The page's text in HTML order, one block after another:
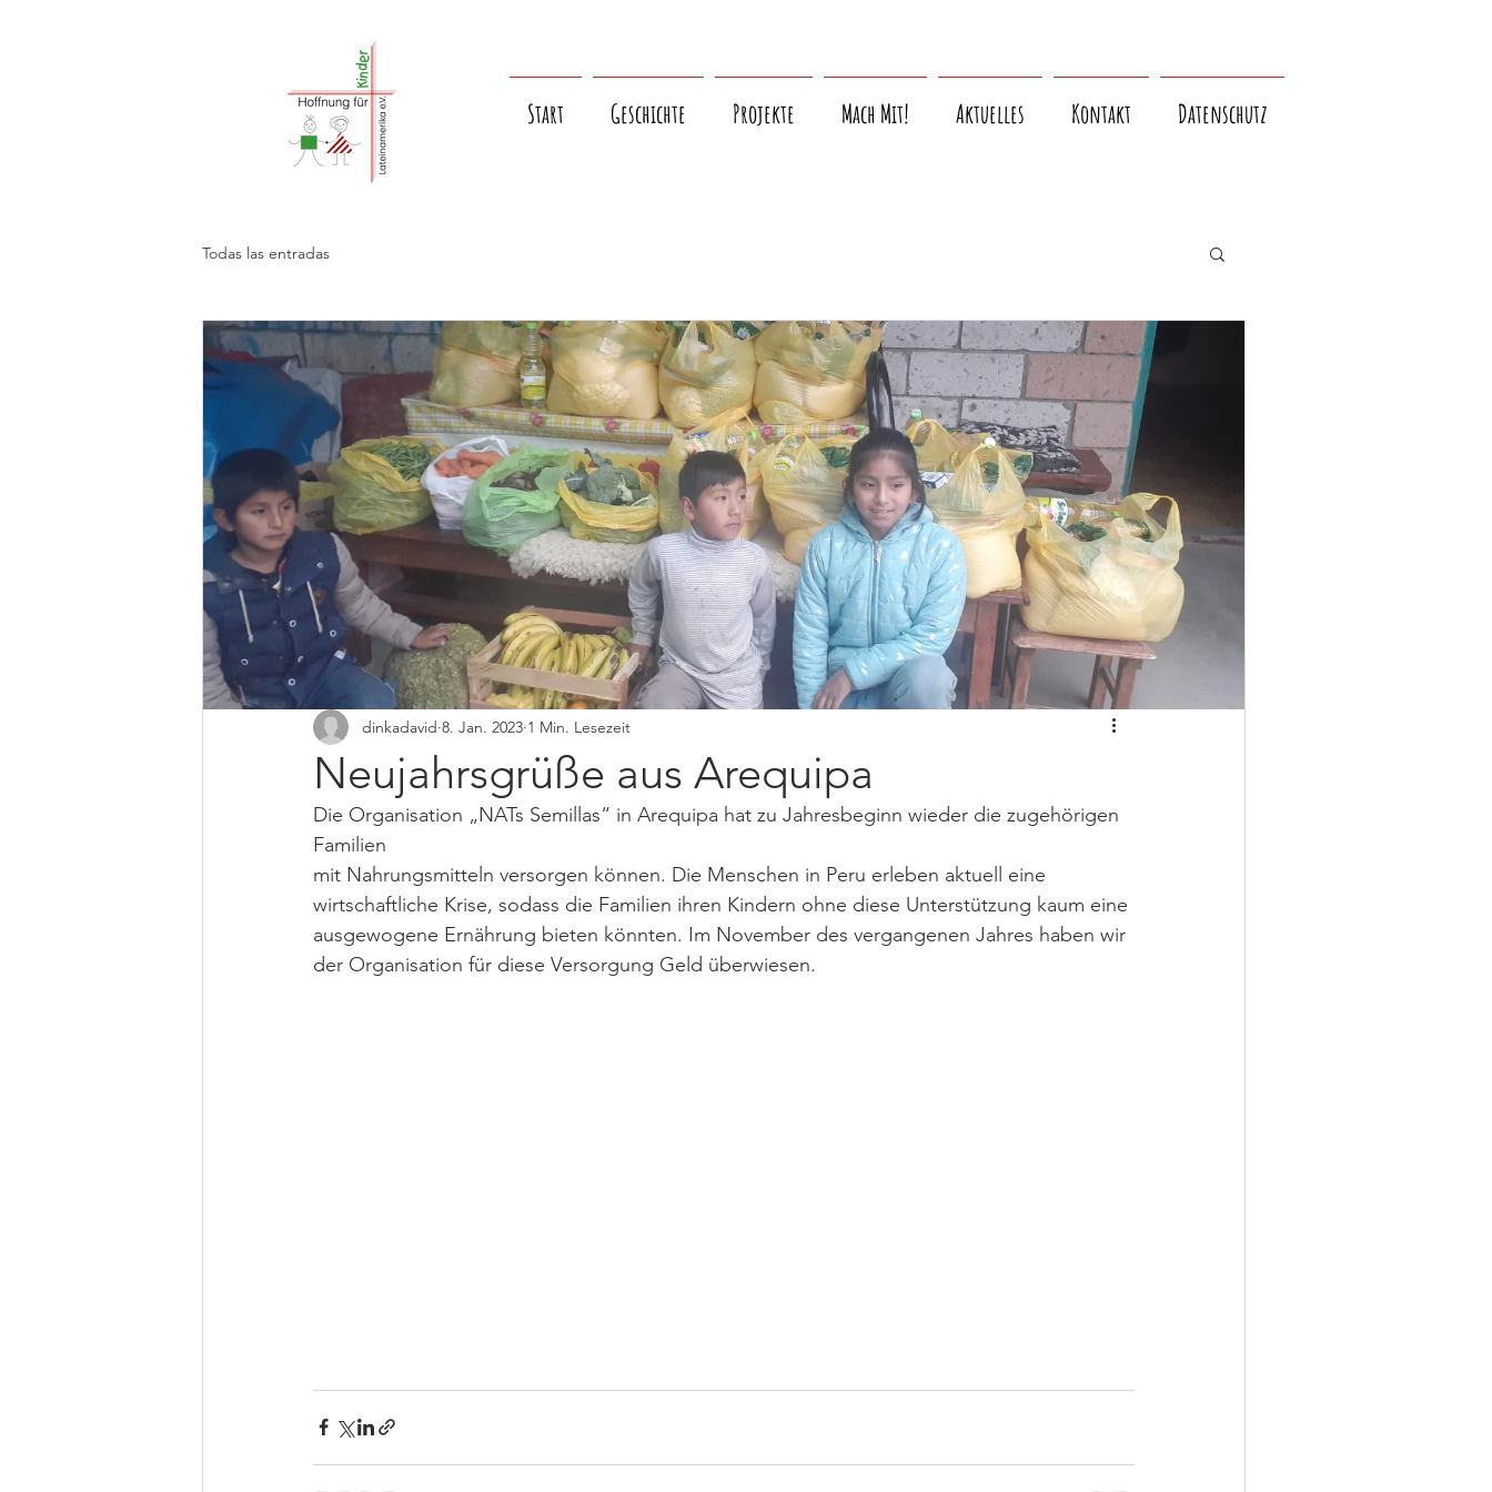
Start Geschichte Projekte Mach Mit! Aktuelles Kontakt Datenschutz
Todas las entradas
Neujahrsgrüße aus Arequipa
dinkadavid 8. Jan. 2023 1 Min. Lesezeit
Die Organisation „NATs Semillas“ in Arequipa hat zu Jahresbeginn wieder die zugehörigen
Familien
mit Nahrungsmitteln versorgen können. Die Menschen in Peru erleben aktuell eine
wirtschaftliche Krise, sodass die Familien ihren Kindern ohne diese Unterstützung kaum eine
ausgewogene Ernährung bieten könnten. Im November des vergangenen Jahres haben wir
der Organisation für diese Versorgung Geld überwiesen.